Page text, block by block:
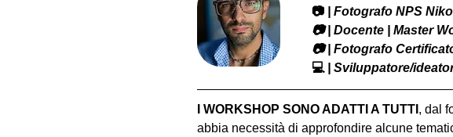
📷 | Fotografo NPS
​📷 | Docente | Master
📷 | Fotografo
💻 | Sviluppatore/
I WORKSHOP SONO ADATTI A TUTTI , dal
abbia necessità di approfondire alcune